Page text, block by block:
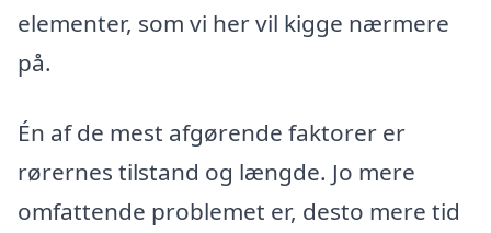
elementer, som vi her vil kigge nærmere
på.
Én af de mest afgørende faktorer er
rørernes tilstand og længde. Jo mere
omfattende problemet er, desto mere tid